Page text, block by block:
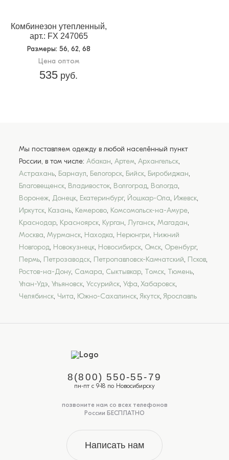
Комбинезон утепленный,
арт.: FX 247065
Размеры: 56, 62, 68
Цена оптом
535 руб.
Мы поставляем одежду в любой населённый пункт
России, в том числе: Абакан, Артем, Архангельск,
Астрахань, Барнаул, Белогорск, Бийск, Биробиджан,
Благовещенск, Владивосток, Волгоград, Вологда,
Воронеж, Донецк, Екатеринбург, Йошкар-Ола, Ижевск,
Иркутск, Казань, Кемерово, Комсомольск-на-Амуре,
Краснодар, Красноярск, Курган, Луганск, Магадан,
Москва, Мурманск, Находка, Нерюнгри, Нижний
Новгород, Новокузнецк, Новосибирск, Омск, Оренбург,
Пермь, Петрозаводск, Петропавловск-Камчатский, Псков,
Ростов-на-Дону, Самара, Сыктывкар, Томск, Тюмень,
Улан-Удэ, Ульяновск, Уссурийск, Уфа, Хабаровск,
Челябинск, Чита, Южно-Сахалинск, Якутск, Ярославль
8(800) 550-55-79
пн-пт с 9-18 по Новосибирску
позвоните нам со всех телефонов
России БЕСПЛАТНО
Написать нам